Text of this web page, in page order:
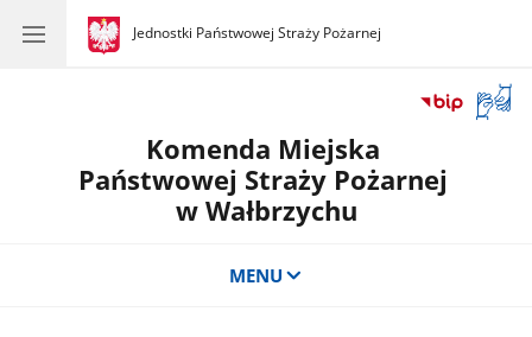
gov.pl
Jednostki Państwowej Straży Pożarnej
gov.pl
Jednostki
okno
Komenda Miejska
Państwowej Straży Pożarnej
w Wałbrzychu
MENU